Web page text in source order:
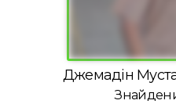
Джемадін